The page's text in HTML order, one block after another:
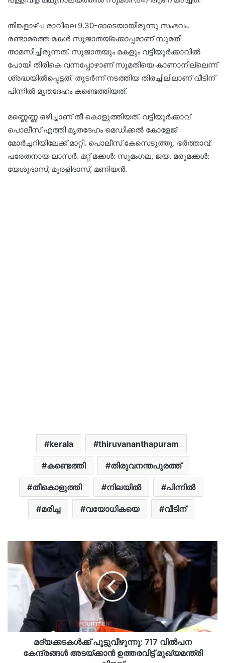
തിങ്കളാഴ്ച രാവിലെ 9.30-ഓടെയായിരുന്നു സംഭവം.
രണ്ടാമത്തെ മകൾ സുജാതയ്‌ക്കൊപ്പമാണ് സുമതി
താമസിച്ചിരുന്നത്. സുജാതയും മകളും വട്ടിയൂർക്കാവിൽ
പോയി തിരികെ വന്നപ്പോഴാണ് സുമതിയെ കാണാനില്ലെന്ന്
ശ്രദ്ധയിൽപ്പെട്ടത്. തുടർന്ന് നടത്തിയ തിരച്ചിലിലാണ് വീടിന്
പിന്നിൽ മൃതദേഹം കണ്ടെത്തിയത്.
മണ്ണെണ്ണ ഒഴിച്ചാണ് തീ കൊളുത്തിയത്. വട്ടിയൂർക്കാവ്
പൊലീസ്‌ എത്തി മൃതദേഹം മെഡിക്കൽ കോളേജ്
മോർച്ചറിയിലേക്ക്‌ മാറ്റി. പൊലീസ് കേസെടുത്തു. ഭർത്താവ്‌:
പരേതനായ ലാസർ. മറ്റ്‌ മക്കൾ: സുമംഗല, ജയ. മരുമക്കൾ:
യേശുദാസ്, മുരളിദാസ്, മണിയൻ.
kerala thiruvananthapuram
കണ്ടെത്തി തിരുവനന്തപുരത്ത്
തീകൊളുത്തി നിലയിൽ പിന്നിൽ
മരിച്ച വയോധികയെ വീടിന്
മദ്യക്കടകൾക്ക് പൂട്ടുവീഴുന്നു; 717 വിൽപന
കേന്ദ്രങ്ങൾ അടയ്ക്കാൻ ഉത്തരവിട്ട് മുഖ്യമന്ത്രി